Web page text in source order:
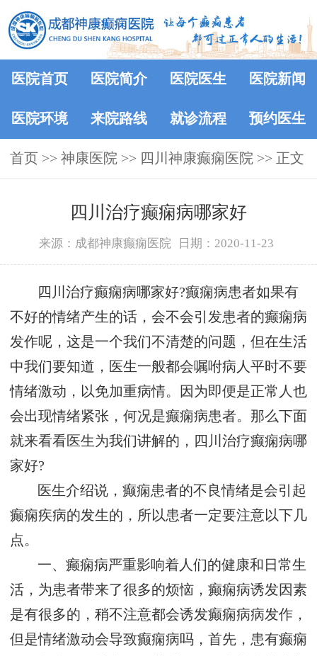
医院首页 医院简介 医院医生 医院新闻
医院环境 来院路线 就诊流程 预约医生
首页 >> 神康医院 >> 四川神康癫痫医院 >> 正文
四川治疗癫痫病哪家好
来源：成都神康癫痫医院 日期：2020-11-23
四川治疗癫痫病哪家好?癫痫病患者如果有
不好的情绪产生的话，会不会引发患者的癫痫病
发作呢，这是一个我们不清楚的问题，但在生活
中我们要知道，医生一般都会嘱咐病人平时不要
情绪激动，以免加重病情。因为即便是正常人也
会出现情绪紧张，何况是癫痫病患者。那么下面
就来看看医生为我们讲解的，四川治疗癫痫病哪
家好?
医生介绍说，癫痫患者的不良情绪是会引起
癫痫疾病的发生的，所以患者一定要注意以下几
点。
一、癫痫病严重影响着人们的健康和日常生
活，为患者带来了很多的烦恼，癫痫病诱发因素
是有很多的，稍不注意都会诱发癫痫病病发作，
但是情绪激动会导致癫痫病吗，首先，患有癫痫